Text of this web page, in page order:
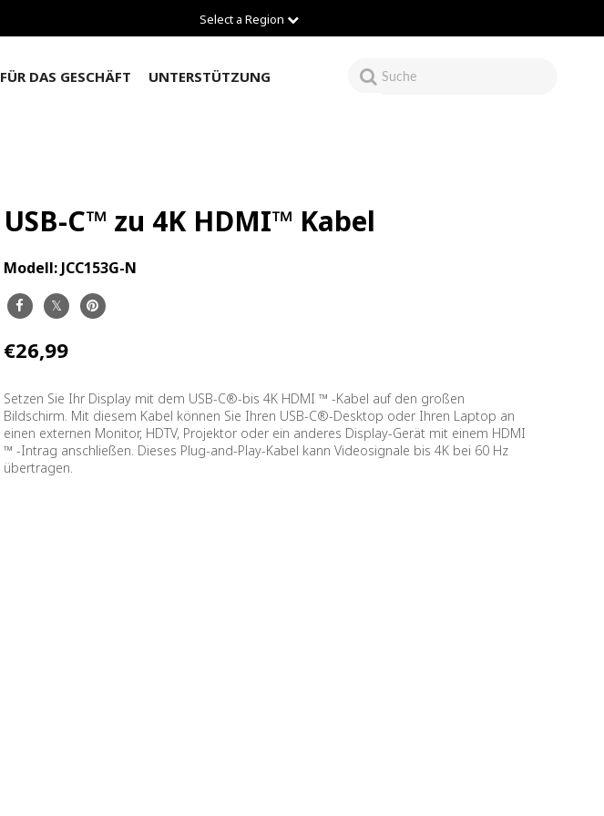
Select a Region
FÜR DAS GESCHÄFT UNTERSTÜTZUNG
USB-C™ zu 4K HDMI™ Kabel
Modell: JCC153G-N
€26,99
Setzen Sie Ihr Display mit dem USB-C®-bis 4K HDMI ™ -Kabel auf den großen
Bildschirm. Mit diesem Kabel können Sie Ihren USB-C®-Desktop oder Ihren Laptop an
einen externen Monitor, HDTV, Projektor oder ein anderes Display-Gerät mit einem HDMI
™ -Intrag anschließen. Dieses Plug-and-Play-Kabel kann Videosignale bis 4K bei 60 Hz
übertragen.